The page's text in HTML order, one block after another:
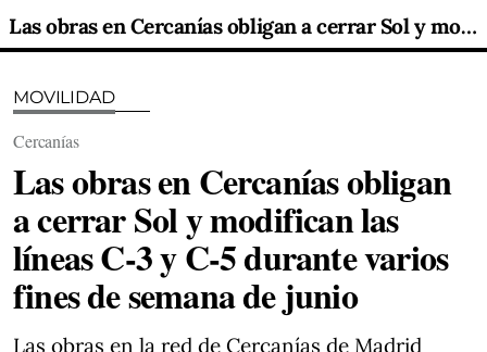
Las obras en Cercanías obligan a cerrar Sol y modifican las líneas C-3 y C-5 durante varios fines de semana de junio
MOVILIDAD
Cercanías
Las obras en Cercanías obligan
a cerrar Sol y modifican las
líneas C-3 y C-5 durante varios
fines de semana de junio
Las obras en la red de Cercanías de Madrid